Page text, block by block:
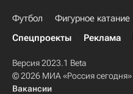
Футбол Фигурное катание
Спецпроекты
Реклама
Версия 2023.1 Beta
© 2026 МИА «Россия сегодня»
Вакансии